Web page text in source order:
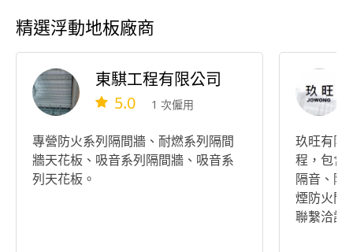
精選浮動地板廠商
東騏工程有限公司
5.0 1 次僱用
專營防火系列隔間牆、耐燃系列隔間
牆天花板、吸音系列隔間牆、吸音系
列天花板。
玖旺有限
程，包含
隔音、隔
煙防火門
聯繫洽談